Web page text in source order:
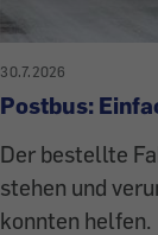
30.7.2026
Postbus:
Der bestellte
stehen und
konnten helfen.